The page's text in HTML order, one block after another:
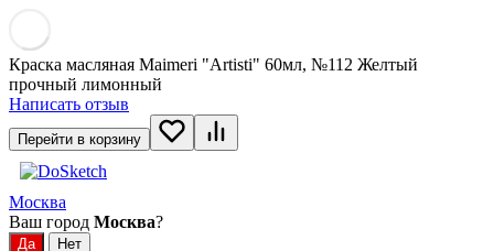
Краска масляная Maimeri "Artisti" 60мл, №112 Желтый
прочный лимонный
Написать отзыв
Перейти в корзину
Москва
Ваш город Москва?